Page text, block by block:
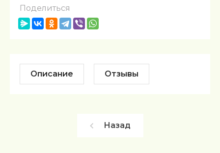
Поделиться
Описание Отзывы
Назад